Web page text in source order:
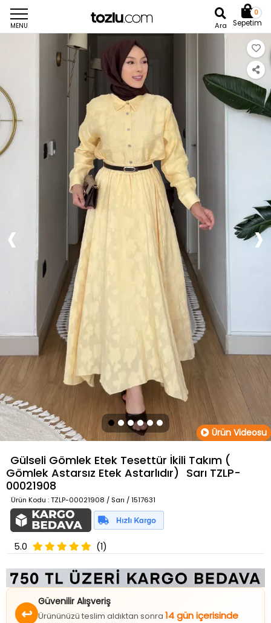
MENU Ara
0
Sepetim
Ürün Videosu
Gülseli Gömlek Etek Tesettür İkili Takım (
Gömlek Astarsız Etek Astarlıdır) Sarı TZLP-
00021908
Ürün Kodu : TZLP-00021908 / Sarı / 1517631
5.0 (1)
↩
Güvenilir Alışveriş
Ürününüzü teslim aldıktan sonra 14 gün içerisinde